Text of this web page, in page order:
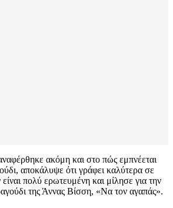
ακόμη και στο πώς εμπνέεται
αποκάλυψε ότι γράφει καλύτερα σε
πολύ ερωτευμένη και μίλησε για την
της Άννας Βίσση, «Να τον αγαπάς».